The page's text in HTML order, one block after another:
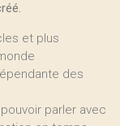
et plus
des
parler avec